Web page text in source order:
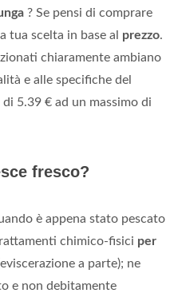
? Se pensi di comprare
tua scelta in base al prezzo.
chiaramente ambiano
e alle specifiche del
5.39 € ad un massimo di
fresco?
è appena stato pescato
chimico-fisici per
a parte); ne
e non debitamente